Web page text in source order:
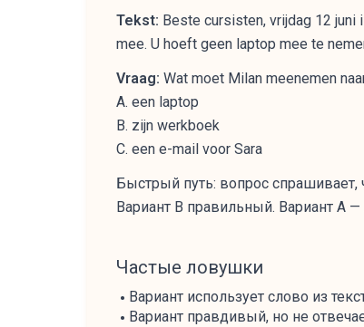
Tekst: Beste cursisten, vrijdag 12
mee. U hoeft geen laptop mee te
Vraag: Wat moet Milan meenemen
A. een laptop
B. zijn werkboek
C. een e-mail voor Sara
Быстрый путь: вопрос спрашивает,
Вариант B правильный. Вариант A —
Частые ловушки
Вариант использует слово из
Вариант правдивый, но не